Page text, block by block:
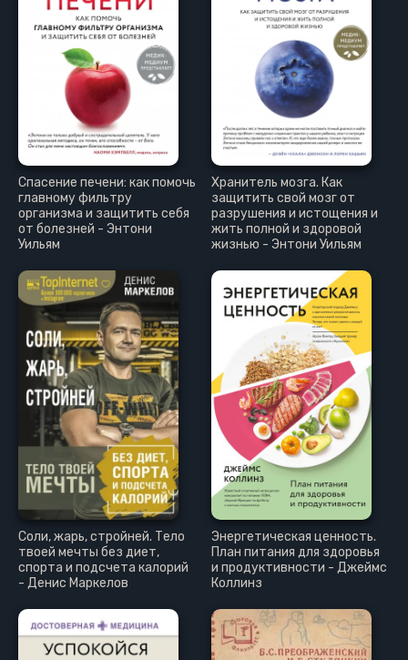
Спасение печени: как помочь
главному фильтру
организма и защитить себя
от болезней - Энтони
Уильям
Хранитель мозга. Как
защитить свой мозг от
разрушения и истощения и
жить полной и здоровой
жизнью - Энтони Уильям
Соли, жарь, стройней. Тело
твоей мечты без диет,
спорта и подсчета калорий
- Денис Маркелов
Энергетическая ценность.
План питания для здоровья
и продуктивности - Джеймс
Коллинз